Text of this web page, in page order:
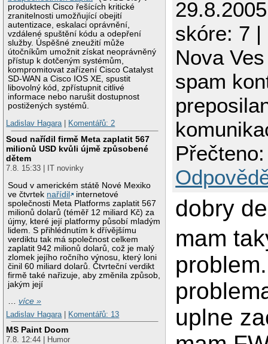
produktech Cisco řešících kritické
zranitelnosti umožňující obejití
autentizace, eskalaci oprávnění,
vzdálené spuštění kódu a odepření
služby. Úspěšné zneužití může
útočníkům umožnit získat neoprávněný
přístup k dotčeným systémům,
kompromitovat zařízení Cisco Catalyst
SD-WAN a Cisco IOS XE, spustit
libovolný kód, zpřístupnit citlivé
informace nebo narušit dostupnost
postižených systémů.
Ladislav Hagara| Komentářů: 2
Soud nařídil firmě Meta zaplatit 567
milionů USD kvůli újmě způsobené
dětem
7.8. 15:33 | IT novinky
Soud v americkém státě Nové Mexiko
ve čtvrtek nařídil
internetové
společnosti Meta Platforms zaplatit 567
milionů dolarů (téměř 12 miliard Kč) za
újmy, které její platformy působí mladým
lidem. S přihlédnutím k dřívějšímu
verdiktu tak má společnost celkem
zaplatit 942 milionů dolarů, což je malý
zlomek jejího ročního výnosu, který loni
činil 60 miliard dolarů. Čtvrteční verdikt
firmě také nařizuje, aby změnila způsob,
jakým její
…více »
Ladislav Hagara
Komentářů: 13
MS Paint Doom
7.8. 12:44 | Humor
skóre: 7 |
Nova Ves
spam
dobry
mam
uplne